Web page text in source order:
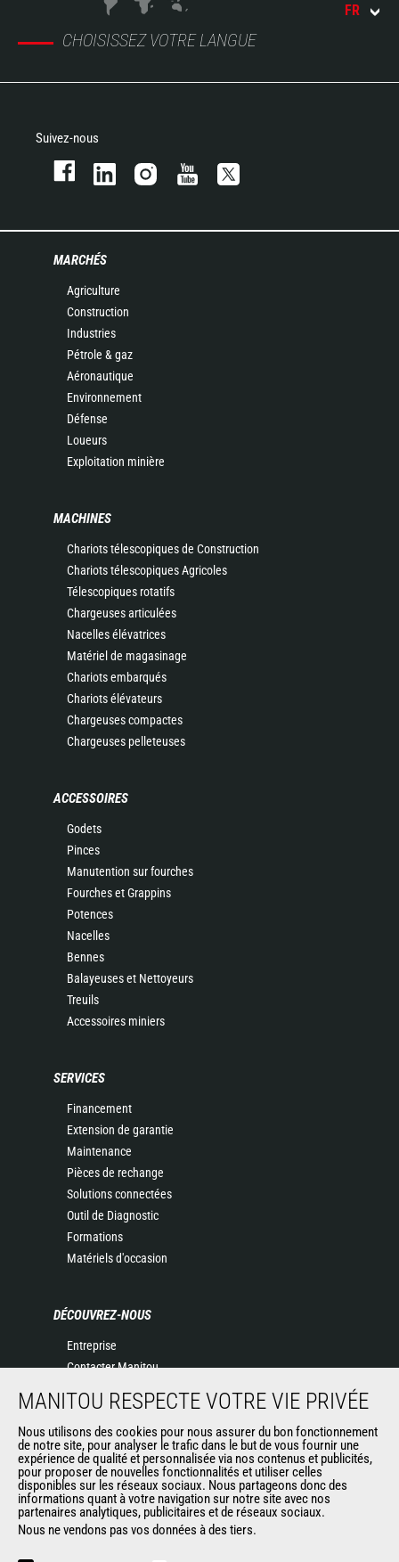
CHOISISSEZ VOTRE LANGUE
FR
Suivez-nous
MARCHÉS
Agriculture
Construction
Industries
Pétrole & gaz
Aéronautique
Environnement
Défense
Loueurs
Exploitation minière
MACHINES
Chariots télescopiques de Construction
Chariots télescopiques Agricoles
Télescopiques rotatifs
Chargeuses articulées
Nacelles élévatrices
Matériel de magasinage
Chariots embarqués
Chariots élévateurs
Chargeuses compactes
Chargeuses pelleteuses
ACCESSOIRES
Godets
Pinces
Manutention sur fourches
Fourches et Grappins
Potences
Nacelles
Bennes
Balayeuses et Nettoyeurs
Treuils
Accessoires miniers
SERVICES
Financement
Extension de garantie
Maintenance
Pièces de rechange
Solutions connectées
Outil de Diagnostic
Formations
Matériels d'occasion
DÉCOUVREZ-NOUS
Entreprise
Contacter Manitou
Politique de protection des données
Evénements
Actualités
Historique
AUTRES SITES DU GROUPE
MANITOU RESPECTE VOTRE VIE PRIVÉE
Nous utilisons des cookies pour nous assurer du bon fonctionnement
de notre site, pour analyser le trafic dans le but de vous fournir une
expérience de qualité et personnalisée via nos contenus et publicités,
pour proposer de nouvelles fonctionnalités et utiliser celles
disponibles sur les réseaux sociaux. Nous partageons donc des
informations quant à votre navigation sur notre site avec nos
partenaires analytiques, publicitaires et de réseaux sociaux.
Nous ne vendons pas vos données à des tiers.